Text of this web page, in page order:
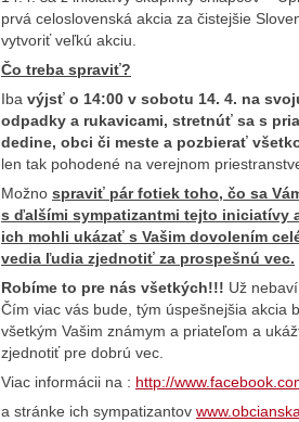
prvá celoslovenská akcia za čistejšie
vytvoriť veľkú akciu.
Čo treba spraviť?
Iba výjsť o 14:00 v sobotu 14. 4. na
odpadky a rukavicami, stretnúť sa s
dedine, obci či meste a pozbierať
len tak pohodené na verejnom
Možno spraviť pár fotiek toho, čo sa
s ďalšími sympatizantmi tejto iniciatívy
ich mohli ukázať s Vašim dovolením
vedia ľudia zjednotiť za prospešnú vec.
Robíme to pre nás všetkých!!! Už
Čím viac vás bude, tým úspešnejšia akcia
všetkým Vašim známym a priateľom a
zjednotiť pre dobrú vec.
Viac informácii na : http://
a stránke ich sympatizantov